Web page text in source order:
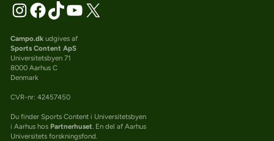
Campo.dkudgives af
Sports Content ApS
Universitetsbyen 71
8000 Aarhus C
Denmark
CVR-nr: 42457450
Du finder Sports Content i Universitetsbyen
i Aarhus hos Partnerhuset. En del af Aarhus
Universitets forskningsfond.